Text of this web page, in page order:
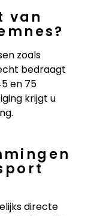
van
zoals
bedraagt
en 75
krijgt u
directe